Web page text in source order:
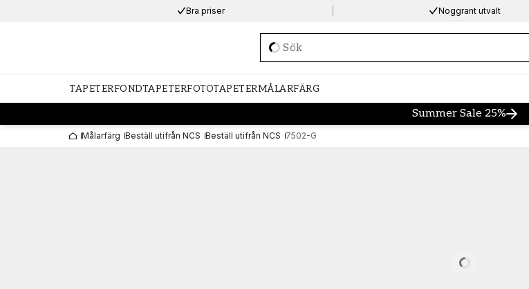
Bra priser Noggrant utvalt
Loading…
TAPETERFONDTAPETERFOTOTAPETERMÅLARFÄRG
Summer Sale 25%
Målarfärg Beställ utifrån NCS Beställ utifrån NCS 7502-G